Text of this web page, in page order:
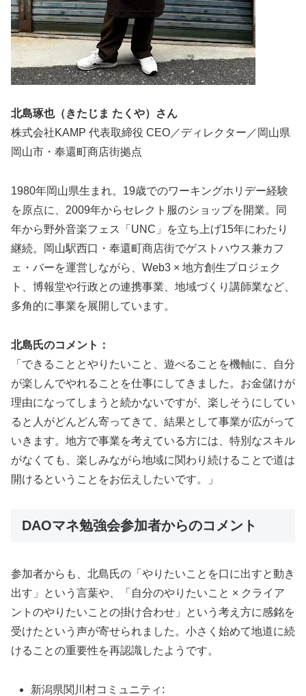
北島琢也（きたじま たくや）さん
株式会社KAMP 代表取締役 CEO／ディレクター／岡山県
岡山市・奉還町商店街拠点
1980年岡山県生まれ。19歳でのワーキングホリデー経験
を原点に、2009年からセレクト服のショップを開業。同
年から野外音楽フェス「UNC」を立ち上げ15年にわたり
継続。岡山駅西口・奉還町商店街でゲストハウス兼カフ
ェ・バーを運営しながら、Web3 × 地方創生プロジェク
ト、博報堂や行政との連携事業、地域づくり講師業など、
多角的に事業を展開しています。
北島氏のコメント：
「できることとやりたいこと、遊べることを機軸に、自分
が楽しんでやれることを仕事にしてきました。お金儲けが
理由になってしまうと続かないですが、楽しそうにしてい
ると人がどんどん寄ってきて、結果として事業が広がって
いきます。地方で事業を考えている方には、特別なスキル
がなくても、楽しみながら地域に関わり続けることで道は
開けるということをお伝えしたいです。」
DAOマネ勉強会参加者からのコメント
参加者からも、北島氏の「やりたいことを口に出すと動き
出す」という言葉や、「自分のやりたいこと × クライア
ントのやりたいことの掛け合わせ」という考え方に感銘を
受けたという声が寄せられました。小さく始めて地道に続
けることの重要性を再認識したようです。
新潟県関川村コミュニティ: